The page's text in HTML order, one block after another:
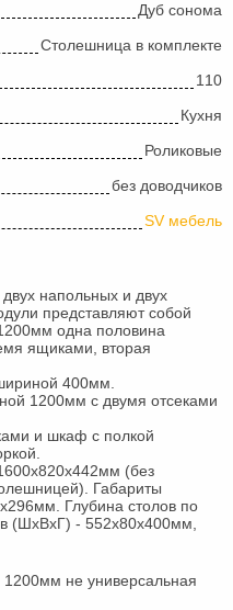
Дуб сонома
Столешница в комплекте
110
Кухня
Роликовые
без доводчиков
SV мебель
напольных и двух
представляют собой
одна половина
ящиками, вторая
400мм.
1200мм с двумя отсеками
и шкаф с полкой
(без
Габариты
Глубина столов по
(ШхВхГ) - 552х80х400мм,
не универсальная